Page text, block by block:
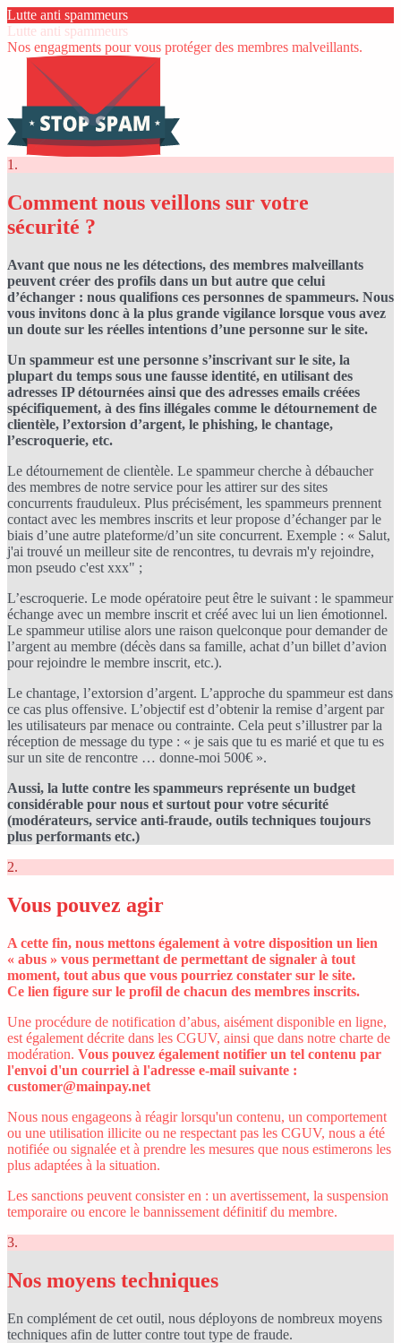
Lutte anti spammeurs
Lutte anti spammeurs
Nos engagments pour vous protéger des membres malveillants.
1.
Comment nous veillons sur votre
sécurité ?
Avant que nous ne les détections, des membres malveillants
peuvent créer des profils dans un but autre que celui
d’échanger : nous qualifions ces personnes de spammeurs. Nous
vous invitons donc à la plus grande vigilance lorsque vous avez
un doute sur les réelles intentions d’une personne sur le site.
Un spammeur est une personne s’inscrivant sur le site, la
plupart du temps sous une fausse identité, en utilisant des
adresses IP détournées ainsi que des adresses emails créées
spécifiquement, à des fins illégales comme le détournement de
clientèle, l’extorsion d’argent, le phishing, le chantage,
l’escroquerie, etc.
Le détournement de clientèle. Le spammeur cherche à débaucher
des membres de notre service pour les attirer sur des sites
concurrents frauduleux. Plus précisément, les spammeurs prennent
contact avec les membres inscrits et leur propose d’échanger par le
biais d’une autre plateforme/d’un site concurrent. Exemple : « Salut,
j'ai trouvé un meilleur site de rencontres, tu devrais m'y rejoindre,
mon pseudo c'est xxx" ;
L’escroquerie. Le mode opératoire peut être le suivant : le spammeur
échange avec un membre inscrit et créé avec lui un lien émotionnel.
Le spammeur utilise alors une raison quelconque pour demander de
l’argent au membre (décès dans sa famille, achat d’un billet d’avion
pour rejoindre le membre inscrit, etc.).
Le chantage, l’extorsion d’argent. L’approche du spammeur est dans
ce cas plus offensive. L’objectif est d’obtenir la remise d’argent par
les utilisateurs par menace ou contrainte. Cela peut s’illustrer par la
réception de message du type : « je sais que tu es marié et que tu es
sur un site de rencontre … donne-moi 500€ ».
Aussi, la lutte contre les spammeurs représente un budget
considérable pour nous et surtout pour votre sécurité
(modérateurs, service anti-fraude, outils techniques toujours
plus performants etc.)
2.
Vous pouvez agir
A cette fin, nous mettons également à votre disposition un lien
« abus » vous permettant de permettant de signaler à tout
moment, tout abus que vous pourriez constater sur le site.
Ce lien figure sur le profil de chacun des membres inscrits.
Une procédure de notification d’abus, aisément disponible en ligne,
est également décrite dans les CGUV, ainsi que dans notre charte de
modération. Vous pouvez également notifier un tel contenu par
l'envoi d'un courriel à l'adresse e-mail suivante :
customer@mainpay.net
Nous nous engageons à réagir lorsqu'un contenu, un comportement
ou une utilisation illicite ou ne respectant pas les CGUV, nous a été
notifiée ou signalée et à prendre les mesures que nous estimerons les
plus adaptées à la situation.
Les sanctions peuvent consister en : un avertissement, la suspension
temporaire ou encore le bannissement définitif du membre.
3.
Nos moyens techniques
En complément de cet outil, nous déployons de nombreux moyens
techniques afin de lutter contre tout type de fraude.